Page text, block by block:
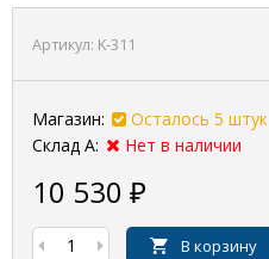
Артикул: K-311
Магазин:
Осталось 5 штук
Склад А:
Нет в наличии
10 530 ₽
В корзину